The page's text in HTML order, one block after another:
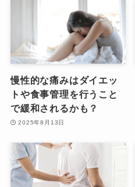
慢性的な痛みはダイエッ
トや食事管理を行うこと
で緩和されるかも？
2025年8月13日